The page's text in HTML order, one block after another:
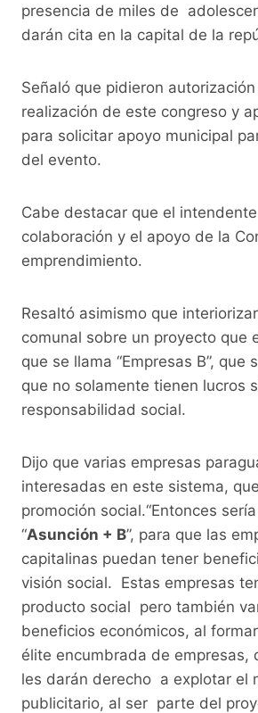
presencia de miles de
darán cita en la capital de la
Señaló que pidieron
realización de este congreso y
para solicitar apoyo municipal
del evento.
Cabe destacar que el
colaboración y el apoyo de la
emprendimiento.
Resaltó asimismo que
comunal sobre un proyecto que
que se llama “Empresas B”, que
que no solamente tienen lucros
responsabilidad social.
Dijo que varias empresas
interesadas en este sistema,
promoción social.“Entonces
“Asunción + B”, para que las
capitalinas puedan tener
visión social. Estas empresas
producto social pero también
beneficios económicos, al
élite encumbrada de empresas,
les darán derecho a explotar el
publicitario, al ser parte del